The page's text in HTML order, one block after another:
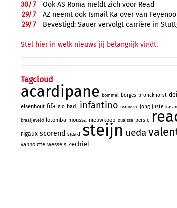
30/7
Ook AS Roma meldt zich voor Read
29/7
AZ neemt ook Ismail Ka over van
29/7 Bevestigd: Sauer vervolgt carrière in
Stel hier in welk nieuws jij belangrijk vindt.
Tagcloud
acardipane bommel borges bronckhorst
elsenhout fifa gio hadj infantino ivanusec jong juste
kraaijeveld lotomba moussa nieuwkoop ouaissa persie
rigaux scorend sjaakf steijn ueda
vanhoutte wessels zechiel